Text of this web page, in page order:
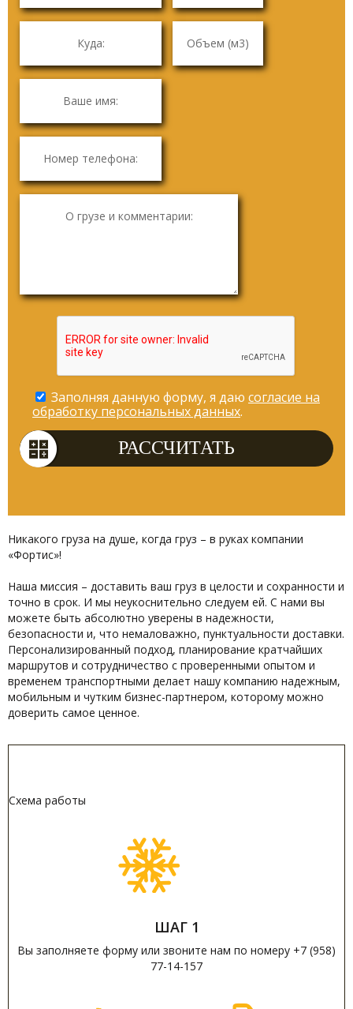
Заполняя данную форму, я даю согласие на
обработку персональных данных.
Никакого груза на душе, когда груз – в руках компании
«Фортис»!
Наша миссия – доставить ваш груз в целости и сохранности и
точно в срок. И мы неукоснительно следуем ей. С нами вы
можете быть абсолютно уверены в надежности,
безопасности и, что немаловажно, пунктуальности доставки.
Персонализированный подход, планирование кратчайших
маршрутов и сотрудничество с проверенными опытом и
временем транспортными делает нашу компанию надежным,
мобильным и чутким бизнес-партнером, которому можно
доверить самое ценное.
Схема работы
ШАГ 1
Вы заполняете форму или звоните нам по номеру +7 (958)
77-14-157